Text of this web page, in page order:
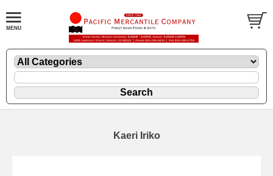
Kaeri Iriko